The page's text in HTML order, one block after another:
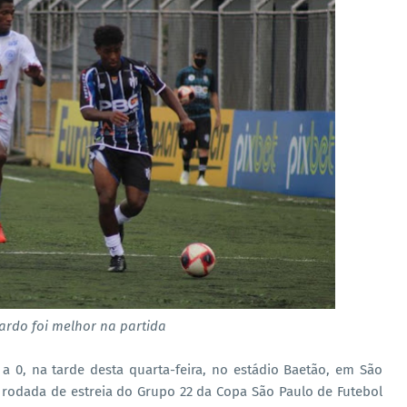
foi melhor na partida
0, na tarde desta quarta-feira, no estádio Baetão, em São
de estreia do Grupo 22 da Copa São Paulo de Futebol